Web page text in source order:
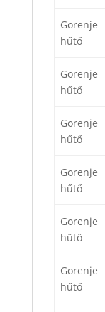
Gorenje
hűtő
Gorenje
hűtő
Gorenje
hűtő
Gorenje
hűtő
Gorenje
hűtő
Gorenje
hűtő